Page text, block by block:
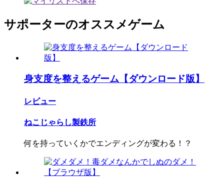
サポーターのオススメゲーム
身支度を整えるゲーム【ダウンロード版】
レビュー
ねこじゃらし製鉄所
何を持っていくかでエンディングが変わる！？